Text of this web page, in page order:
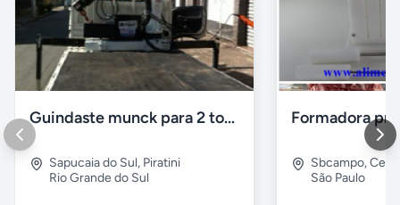
Guindaste munck para 2 toneladas
Sapucaia do Sul, Piratini
Rio Grande do Sul
Sbcampo,
São Paulo